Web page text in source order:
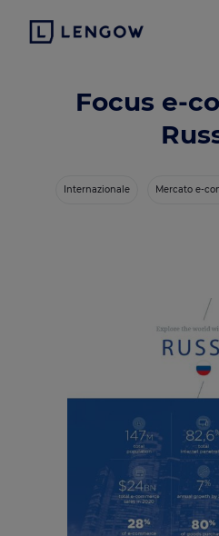
Focus e-
Internazionale Mercato e-